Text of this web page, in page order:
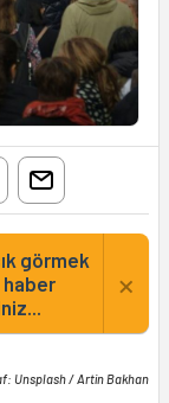
görmek
×
Unsplash / Artin Bakhan